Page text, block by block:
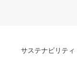
サステナビリティ